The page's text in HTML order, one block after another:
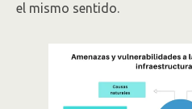
el mismo sentido.